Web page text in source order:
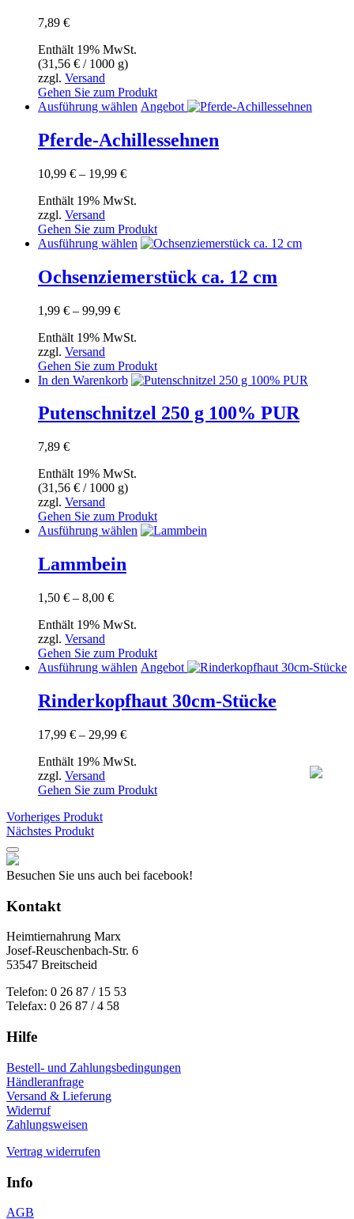
werden
7,89 €
Enthält 19% MwSt.
(31,56 € / 1000 g)
zzgl. Versand
Gehen Sie zum Produkt
Ausführung wählen Dieses
weist
mehrere
auf
der
gewählt
werden
Angebot
Pferde-Achillessehnen
10,99 € – 19,99 €Preisspanne:
bis
Enthält 19% MwSt.
zzgl. Versand
Gehen Sie zum Produkt
Ausführung wählen Dieses
weist
mehrere
auf
der
gewählt
Ochsenziemerstück ca. 12 cm
1,99 € – 99,99 €Preisspanne:
bis
Enthält 19% MwSt.
zzgl. Versand
Gehen Sie zum Produkt
In den Warenkorb
Putenschnitzel 250 g 100% PUR
7,89 €
Enthält 19% MwSt.
(31,56 € / 1000 g)
zzgl. Versand
Gehen Sie zum Produkt
Ausführung wählen Dieses
auf
der
gewählt
werden
Lammbein
1,50 € – 8,00 €Preisspanne:
bis
Enthält 19% MwSt.
zzgl. Versand
Gehen Sie zum Produkt
Ausführung wählen Dieses
weist
mehrere
auf
Angebot
Rinderkopfhaut 30cm-Stücke
17,99 € – 29,99 €Preisspanne:
bis
Enthält 19% MwSt.
zzgl. Versand
Gehen Sie zum Produkt
Vorheriges Produkt
Nächstes Produkt
Besuchen Sie uns auch bei facebook!
Kontakt
Heimtiernahrung Marx
Josef-Reuschenbach-Str. 6
53547 Breitscheid
Telefon: 0 26 87 / 15 53
Telefax: 0 26 87 / 4 58
Hilfe
Bestell- und Zahlungsbedingungen
Händleranfrage
Versand & Lieferung
Widerruf
Zahlungsweisen
Vertrag widerrufen
Info
AGB